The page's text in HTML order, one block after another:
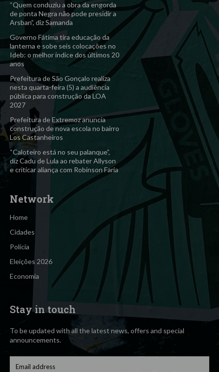
“Quem conduziu a obra da engorda
de ponta Negra não pode presidir a
Arsban”, diz Samanda
Governo Fátima tira educação da
lanterna e sobe seis colocações no
Ideb: o melhor índice dos últimos 20
anos
Prefeitura de São Gonçalo realiza
nesta quarta-feira (5) a audiência
pública para construção da LOA
2027
Prefeitura de Extremoz anuncia
construção de nova escola no bairro
Los Castanheiros
“Caloteiro está no seu palanque”,
diz Cadu de Lula ao rebater Allyson
e criticar aliança com Robinson Faria
Network
Home
Cidades
Polícia
Eleições 2026
Economia
Stay in touch
To be updated with all the latest news, offers and special
announcements.